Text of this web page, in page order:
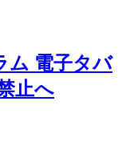
ム 電子タバ
止へ